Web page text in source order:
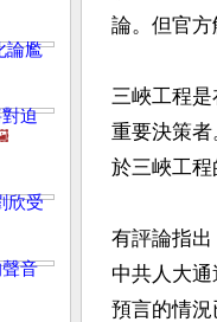
論尷
迫
欣受
音
論。但官方
三峽工程
重要決策
於三峽工程
有評論指
中共人大
預言的情